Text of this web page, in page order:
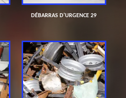
DÉBARRAS D'URGENCE 29